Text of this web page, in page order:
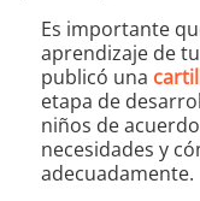
Es importante
aprendizaje de
publicó una
etapa de
niños de
necesidades y
adecuadamente.